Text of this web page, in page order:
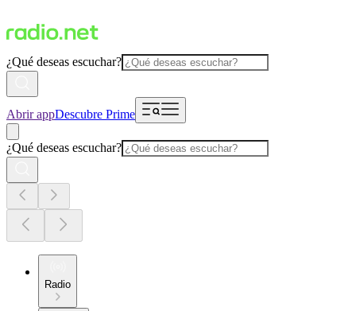
¿Qué deseas escuchar?
Abrir appDescubre Prime
¿Qué deseas escuchar?
Radio